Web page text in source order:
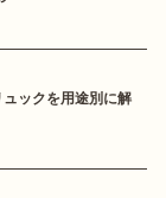
ックを用途別に解